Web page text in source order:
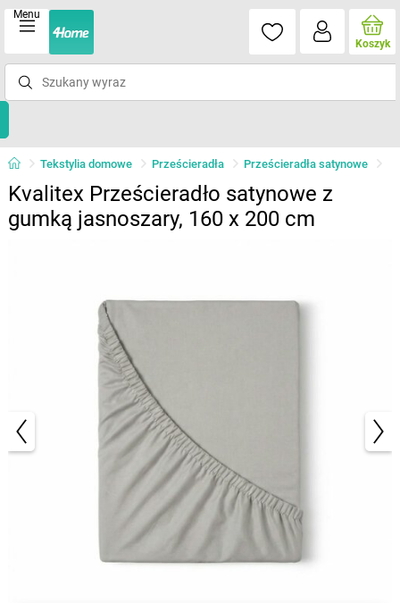
Menu
Koszyk
Tekstylia domowe Prześcieradła Prześcieradła satynowe
Kvalitex Prześcieradło satynowe z
gumką jasnoszary, 160 x 200 cm